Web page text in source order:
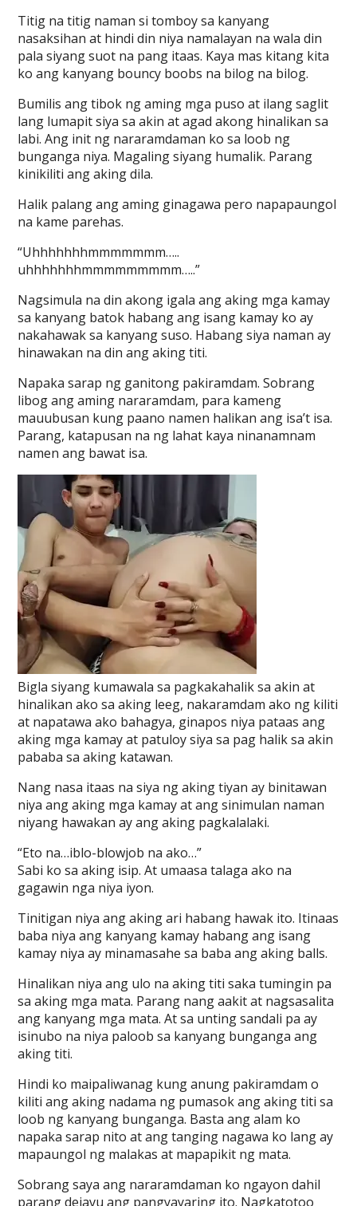
Titig na titig naman si tomboy sa kanyang
nasaksihan at hindi din niya namalayan na wala din
pala siyang suot na pang itaas. Kaya mas kitang kita
ko ang kanyang bouncy boobs na bilog na bilog.
Bumilis ang tibok ng aming mga puso at ilang saglit
lang lumapit siya sa akin at agad akong hinalikan sa
labi. Ang init ng nararamdaman ko sa loob ng
bunganga niya. Magaling siyang humalik. Parang
kinikiliti ang aking dila.
Halik palang ang aming ginagawa pero napapaungol
na kame parehas.
“Uhhhhhhhmmmmmmm…..
uhhhhhhhmmmmmmmmm…..”
Nagsimula na din akong igala ang aking mga kamay
sa kanyang batok habang ang isang kamay ko ay
nakahawak sa kanyang suso. Habang siya naman ay
hinawakan na din ang aking titi.
Napaka sarap ng ganitong pakiramdam. Sobrang
libog ang aming nararamdam, para kameng
mauubusan kung paano namen halikan ang isa’t isa.
Parang, katapusan na ng lahat kaya ninanamnam
namen ang bawat isa.
Bigla siyang kumawala sa pagkakahalik sa akin at
hinalikan ako sa aking leeg, nakaramdam ako ng kiliti
at napatawa ako bahagya, ginapos niya pataas ang
aking mga kamay at patuloy siya sa pag halik sa akin
pababa sa aking katawan.
Nang nasa itaas na siya ng aking tiyan ay binitawan
niya ang aking mga kamay at ang sinimulan naman
niyang hawakan ay ang aking pagkalalaki.
“Eto na…iblo-blowjob na ako…”
Sabi ko sa aking isip. At umaasa talaga ako na
gagawin nga niya iyon.
Tinitigan niya ang aking ari habang hawak ito. Itinaas
baba niya ang kanyang kamay habang ang isang
kamay niya ay minamasahe sa baba ang aking balls.
Hinalikan niya ang ulo na aking titi saka tumingin pa
sa aking mga mata. Parang nang aakit at nagsasalita
ang kanyang mga mata. At sa unting sandali pa ay
isinubo na niya paloob sa kanyang bunganga ang
aking titi.
Hindi ko maipaliwanag kung anung pakiramdam o
kiliti ang aking nadama ng pumasok ang aking titi sa
loob ng kanyang bunganga. Basta ang alam ko
napaka sarap nito at ang tanging nagawa ko lang ay
mapaungol ng malakas at mapapikit ng mata.
Sobrang saya ang nararamdaman ko ngayon dahil
parang dejavu ang pangyayaring ito. Nagkatotoo